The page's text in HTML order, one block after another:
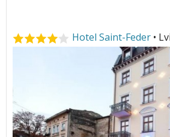
Hotel Saint-Feder •